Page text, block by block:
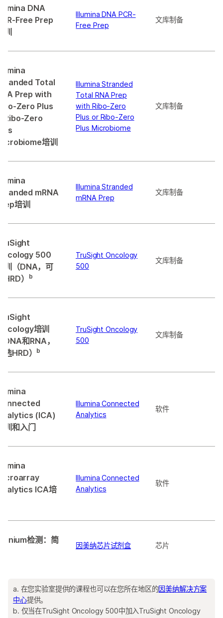
DNA
Free Prep
训
Illumina DNA PCR-
Free Prep
文库制备
Total
Prep with
Zero Plus
Ribo-Zero
培训
Illumina Stranded
Total RNA Prep
with Ribo-Zero
Plus or Ribo-Zero
Plus Microbiome
文库制备
mRNA
培训
Illumina Stranded
mRNA Prep
文库制备
500
训（DNA，可
HRD）
b
TruSight Oncology
500
文库制备
培训
DNA和RNA，
选HRD）
b
TruSight Oncology
500
文库制备
(ICA)
训和入门
Illumina Connected
Analytics
软件
ICA培
Illumina Connected
Analytics
软件
检测：简
因美纳芯片试剂盒 芯片
a. 在您实验室提供的课程也可以在您所在地区的因美纳解决方案
中心提供。
b. 仅当在TruSight Oncology 500中加入TruSight Oncology